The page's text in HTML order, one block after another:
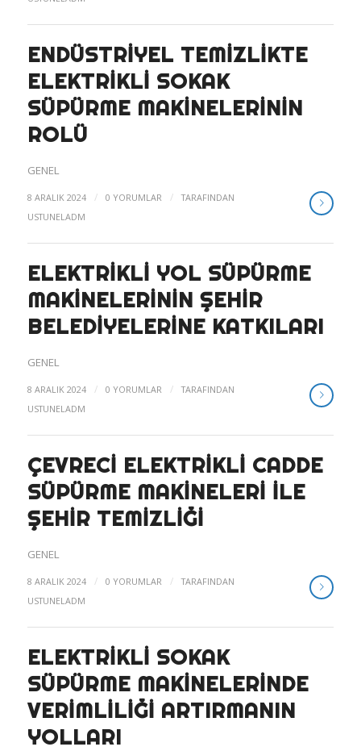
ENDÜSTRIYEL TEMIZLIKTE
ELEKTRIKLI SOKAK
SÜPÜRME MAKINELERININ
ROLÜ
GENEL
8 ARALIK 2024 / 0 YORUMLAR /
TARAFINDAN
USTUNELADM
ELEKTRIKLI YOL SÜPÜRME
MAKINELERININ ŞEHIR
BELEDIYELERINE KATKILARI
GENEL
8 ARALIK 2024 / 0 YORUMLAR /
TARAFINDAN
USTUNELADM
ÇEVRECI ELEKTRIKLI CADDE
SÜPÜRME MAKINELERI ILE
ŞEHIR TEMIZLIĞI
GENEL
8 ARALIK 2024 / 0 YORUMLAR /
TARAFINDAN
USTUNELADM
ELEKTRIKLI SOKAK
SÜPÜRME MAKINELERINDE
VERIMLILIĞI ARTIRMANIN
YOLLARI